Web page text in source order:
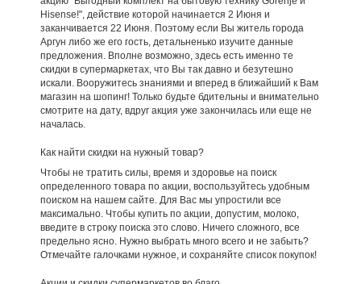
Hisense!", действие которой начинается 2 Июня и
заканчивается 22 Июня. Поэтому если Вы житель города
Аргун либо же его гость, детальненько изучите данные
предложения. Вполне возможно, здесь есть именно те
скидки в супермаркетах, что Вы так давно и безутешно
искали. Вооружитесь знаниями и вперед в ближайший к Вам
магазин на шопинг! Только будьте бдительны и внимательно
смотрите на дату, вдруг акция уже закончилась или еще не
началась.
Как найти скидки на нужный товар?
Чтобы не тратить силы, время и здоровье на поиск
определенного товара по акции, воспользуйтесь удобным
поиском на нашем сайте. Для Вас мы упростили все
максимально. Чтобы купить по акции, допустим, молоко,
введите в строку поиска это слово. Ничего сложного, все
предельно ясно. Нужно выбрать много всего и не забыть?
Отмечайте галочками нужное, и сохраняйте список покупок!